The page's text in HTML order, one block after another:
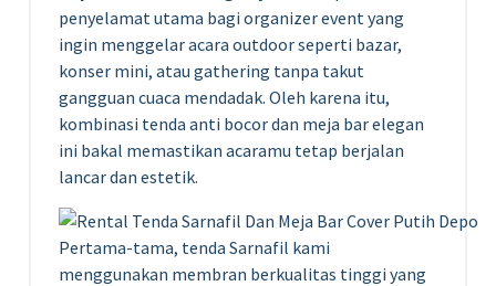
penyelamat utama bagi organizer event yang
ingin menggelar acara outdoor seperti bazar,
konser mini, atau gathering tanpa takut
gangguan cuaca mendadak. Oleh karena itu,
kombinasi tenda anti bocor dan meja bar elegan
ini bakal memastikan acaramu tetap berjalan
lancar dan estetik.
Pertama-tama, tenda Sarnafil kami
menggunakan membran berkualitas tinggi yang